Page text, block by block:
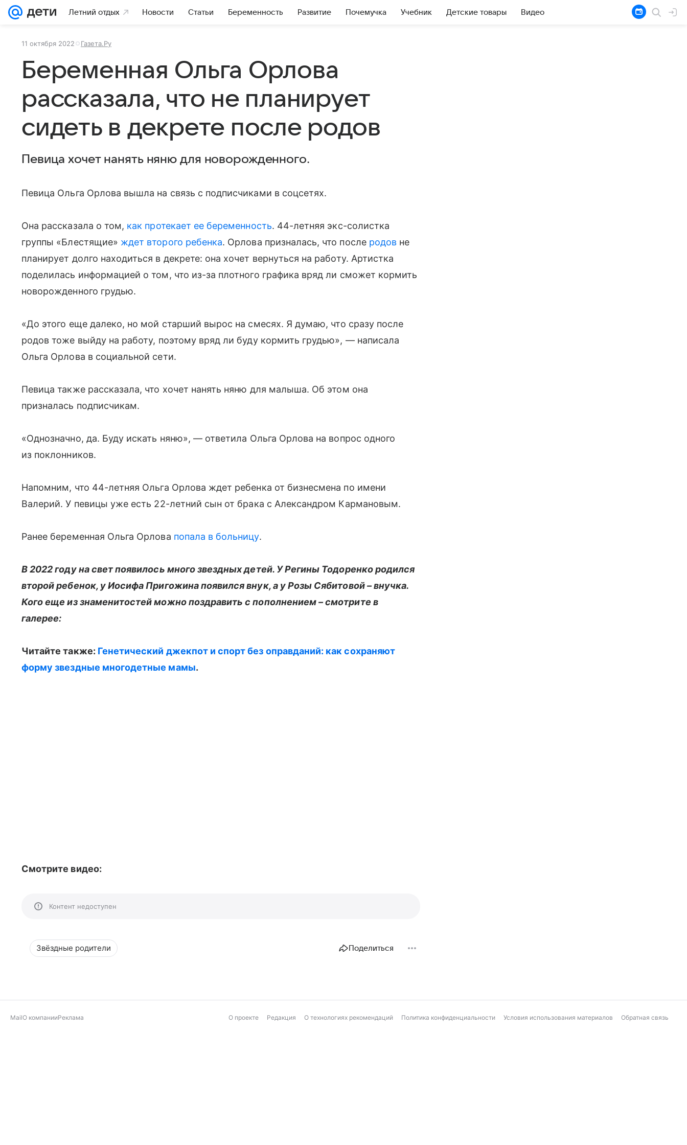
Летний отдых Новости Статьи Беременность Развитие Почемучка Учебник Детские товары Видео
11 октября 2022 Газета.Ру
Беременная Ольга Орлова
рассказала, что не планирует
сидеть в декрете после родов
Певица хочет нанять няню для новорожденного.
Певица Ольга Орлова вышла на связь с подписчиками в соцсетях.
Она рассказала о том, как протекает ее беременность. 44-летняя экс-солистка
группы «Блестящие» ждет второго ребенка. Орлова призналась, что после родов не
планирует долго находиться в декрете: она хочет вернуться на работу. Артистка
поделилась информацией о том, что из-за плотного графика вряд ли сможет кормить
новорожденного грудью.
«До этого еще далеко, но мой старший вырос на смесях. Я думаю, что сразу после
родов тоже выйду на работу, поэтому вряд ли буду кормить грудью», — написала
Ольга Орлова в социальной сети.
Певица также рассказала, что хочет нанять няню для малыша. Об этом она
призналась подписчикам.
«Однозначно, да. Буду искать няню», — ответила Ольга Орлова на вопрос одного
из поклонников.
Напомним, что 44-летняя Ольга Орлова ждет ребенка от бизнесмена по имени
Валерий. У певицы уже есть 22-летний сын от брака с Александром Кармановым.
Ранее беременная Ольга Орлова попала в больницу.
В 2022 году на свет появилось много звездных детей. У Регины Тодоренко родился
второй ребенок, у Иосифа Пригожина появился внук, а у Розы Сябитовой – внучка.
Кого еще из знаменитостей можно поздравить с пополнением – смотрите в
галерее:
Читайте также: Генетический джекпот и спорт без оправданий: как сохраняют
форму звездные многодетные мамы.
Смотрите видео:
Контент недоступен
Звёздные родители Поделиться
MailО компанииРеклама О проекте Редакция О технологиях рекомендаций Политика конфиденциальности Условия использования материалов Обратная связь